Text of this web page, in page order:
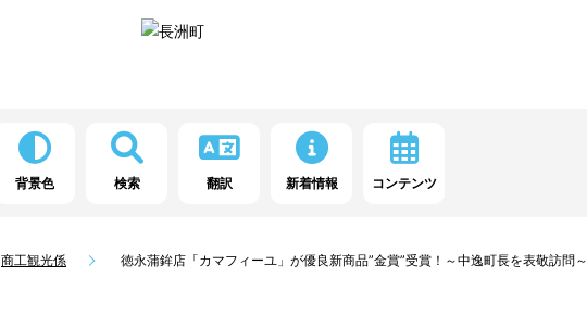
背景色 検索 翻訳 新着情報 コンテンツ
商工観光係 徳永蒲鉾店「カマフィーユ」が優良新商品”金賞”受賞！～中逸町長を表敬訪問～